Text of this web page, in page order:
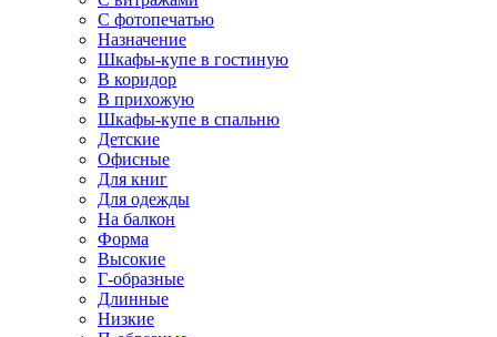
С фотопечатью
Назначение
Шкафы-купе в гостиную
В коридор
В прихожую
Шкафы-купе в спальню
Детские
Офисные
Для книг
Для одежды
На балкон
Форма
Высокие
Г-образные
Длинные
Низкие